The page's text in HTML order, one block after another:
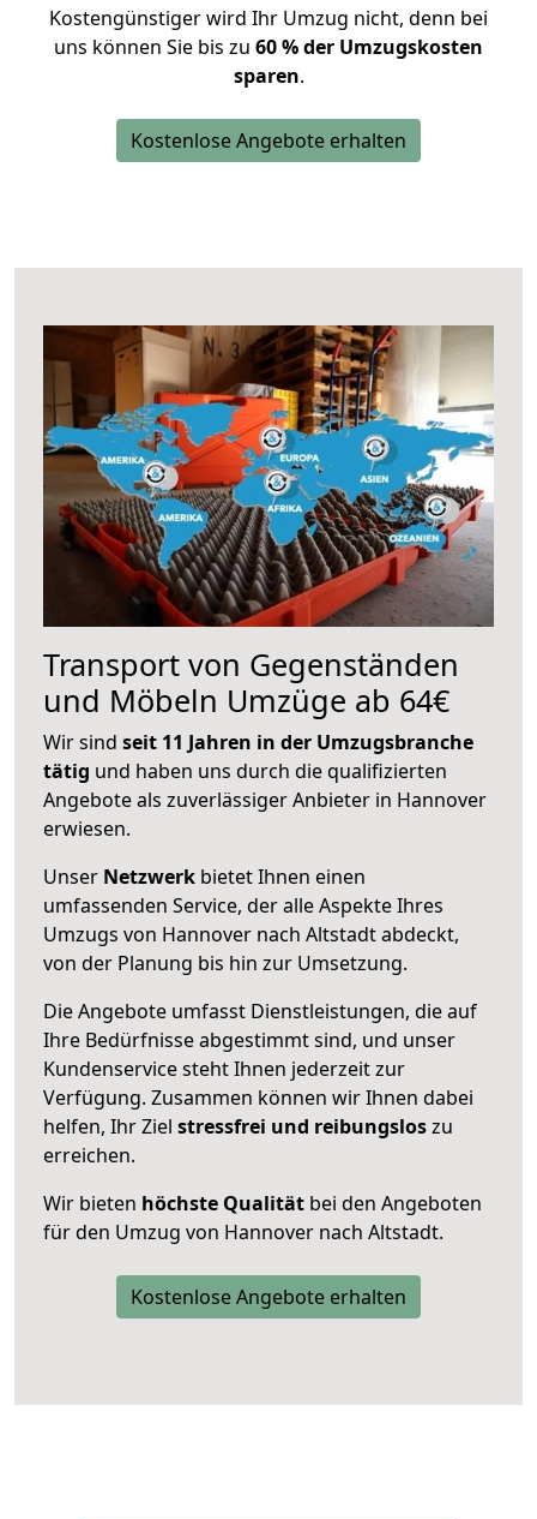
Kostengünstiger wird Ihr Umzug nicht, denn bei
uns können Sie bis zu 60 % der Umzugskosten
sparen.
Kostenlose Angebote erhalten
Transport von Gegenständen
und Möbeln Umzüge ab 64€
Wir sind seit 11 Jahren in der Umzugsbranche
tätig und haben uns durch die qualifizierten
Angebote als zuverlässiger Anbieter in Hannover
erwiesen.
Unser Netzwerk bietet Ihnen einen
umfassenden Service, der alle Aspekte Ihres
Umzugs von Hannover nach Altstadt abdeckt,
von der Planung bis hin zur Umsetzung.
Die Angebote umfasst Dienstleistungen, die auf
Ihre Bedürfnisse abgestimmt sind, und unser
Kundenservice steht Ihnen jederzeit zur
Verfügung. Zusammen können wir Ihnen dabei
helfen, Ihr Ziel stressfrei und reibungsloszu
erreichen.
Wir bieten höchste Qualität bei den Angeboten
für den Umzug von Hannover nach Altstadt.
Kostenlose Angebote erhalten